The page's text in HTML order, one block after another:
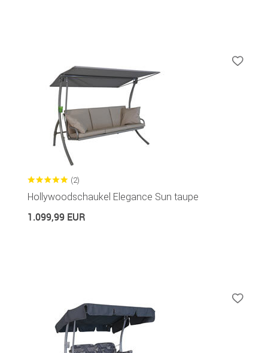
(2)
Hollywoodschaukel Elegance Sun taupe
1.099,99 EUR